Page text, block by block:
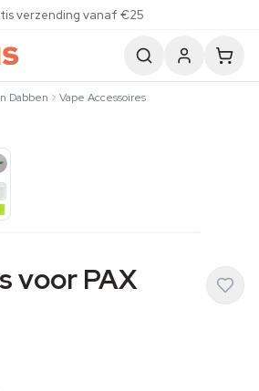
verzending vanaf €25
Dabben
Vape Accessoires
voor PAX